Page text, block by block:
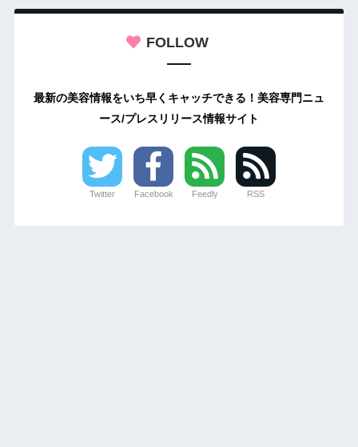
FOLLOW
最新の美容情報をいち早くキャッチできる！美容専門ニュ
ース/プレスリリース情報サイト
Twitter Facebook Feedly RSS